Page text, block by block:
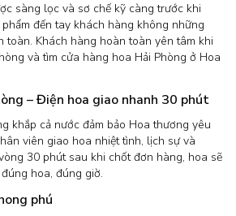
sàng lọc và sơ chế kỹ càng trước khi
đến tay khách hàng không những
toàn. Khách hàng hoàn toàn yên tâm khi
và tìm cửa hàng hoa Hải Phòng ở Hoa
– Điện hoa giao nhanh 30 phút
khắp cả nước đảm bảo Hoa thương yêu
viên giao hoa nhiệt tình, lịch sự và
30 phút sau khi chốt đơn hàng, hoa sẽ
hoa, đúng giờ.
phú